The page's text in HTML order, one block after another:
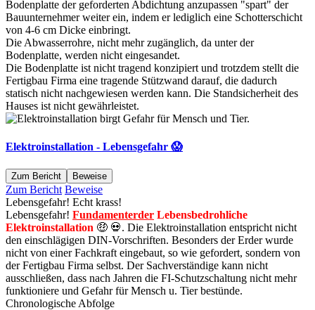
Bodenplatte der geforderten Abdichtung anzupassen "spart" der
Bauunternehmer weiter ein, indem er lediglich eine Schotterschicht
von 4-6 cm Dicke einbringt.
Die Abwasserrohre, nicht mehr zugänglich, da unter der
Bodenplatte, werden nicht eingesandet.
Die Bodenplatte ist nicht tragend konzipiert und trotzdem stellt die
Fertigbau Firma eine tragende Stützwand darauf, die dadurch
statisch nicht nachgewiesen werden kann. Die Standsicherheit des
Hauses ist nicht gewährleistet.
Elektroinstallation - Lebensgefahr 😱
Zum Bericht Beweise
Zum Bericht Beweise
Lebensgefahr! Echt krass!
Lebensgefahr! Fundamenterder Lebensbedrohliche
Elektroinstallation 🤑 💀. Die Elektroinstallation entspricht nicht
den einschlägigen DIN-Vorschriften. Besonders der Erder wurde
nicht von einer Fachkraft eingebaut, so wie gefordert, sondern von
der Fertigbau Firma selbst. Der Sachverständige kann nicht
ausschließen, dass nach Jahren die FI-Schutzschaltung nicht mehr
funktioniere und Gefahr für Mensch u. Tier bestünde.
Chronologische Abfolge